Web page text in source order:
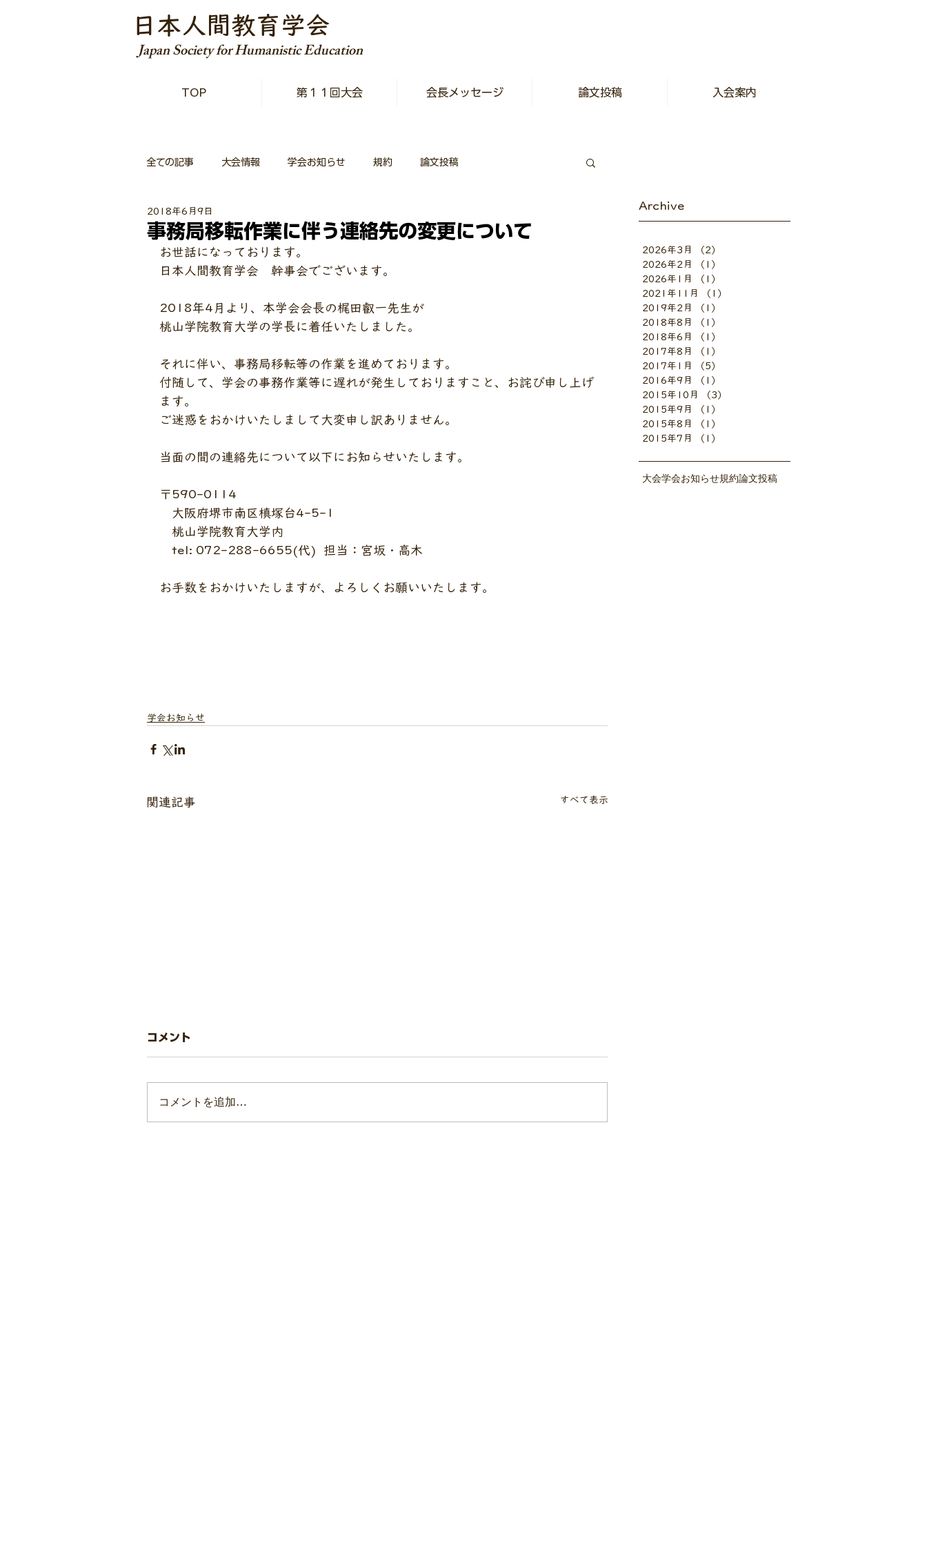
日本人間教育学会
Japan Society for Humanistic Education
TOP 第１１回大会 会長メッセージ 論文投稿 入会案内
全ての記事 大会情報 学会お知らせ 規約 論文投稿
事務局移転作業に伴う連絡先の変更について
2018年6月9日
お世話になっております。
日本人間教育学会　幹事会でございます。
2018年4月より、本学会会長の梶田叡一先生が
桃山学院教育大学の学長に着任いたしました。
それに伴い、事務局移転等の作業を進めております。
付随して、学会の事務作業等に遅れが発生しておりますこと、お詫び申し上げ
ます。
ご迷惑をおかけいたしまして大変申し訳ありません。
当面の間の連絡先について以下にお知らせいたします。
〒590-0114
大阪府堺市南区槙塚台4-5-1
桃山学院教育大学内
tel: 072-288-6655(代)  担当：宮坂・高木
お手数をおかけいたしますが、よろしくお願いいたします。
学会お知らせ
関連記事 すべて表示
学会誌「人間教育学研究」一覧に
つきまして
のタイトル、著者、ページ数につき
まして一覧にまとめました。次年度
コメント
コメントを追加…
Archive
2026年3月 （2）
2026年2月
（1）
2026年1月
（1）
2021年11月
（1）
2019年2月
（1）
2018年8月
（1）
2018年6月
（1）
2017年8月
（1）
2017年1月
（5）
2016年9月
（1）
2015年10月
（3）
2015年9月
（1）
2015年8月
（1）
2015年7月
（1）
大会学会お知らせ規約論文投稿